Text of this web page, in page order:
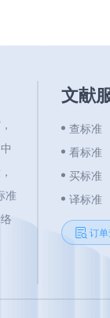
准
文献
查标准
看标准
买标准
译标准
订